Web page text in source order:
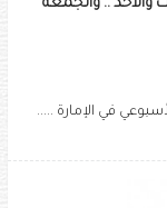
والأحد .. والجمعة
في الإمارة .....